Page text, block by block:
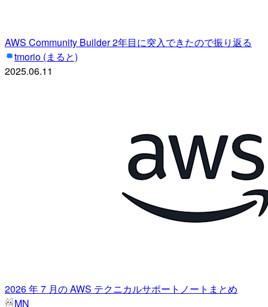
AWS Community Builder 2年目に突入できたので振り返る
tmorio (まると)
2025.06.11
2026 年 7 月の AWS テクニカルサポートノートまとめ
MN